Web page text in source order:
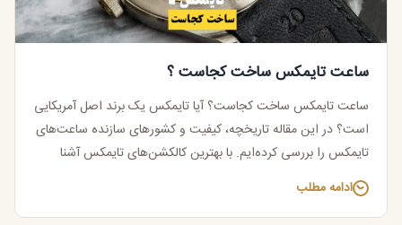
ساعت تایمکس ساخت کجاست ؟
ساعت تایمکس ساخت کجاست؟ آیا تایمکس یک برند اصل آمریکایی
است؟ در این مقاله تاریخچه، کیفیت و کشورهای سازنده ساعت‌های
تایمکس را بررسی کرده‌ایم. با بهترین کالکشن‌های تایمکس آشنا
شوید.
ادامه مطلب